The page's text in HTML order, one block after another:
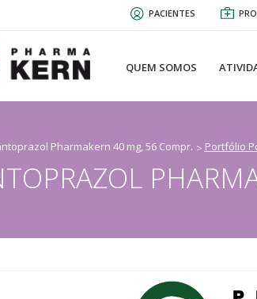
PACIENTES
QUEM SOMOS
Pharmakern 40 mg, 56 Compr. Portfólio